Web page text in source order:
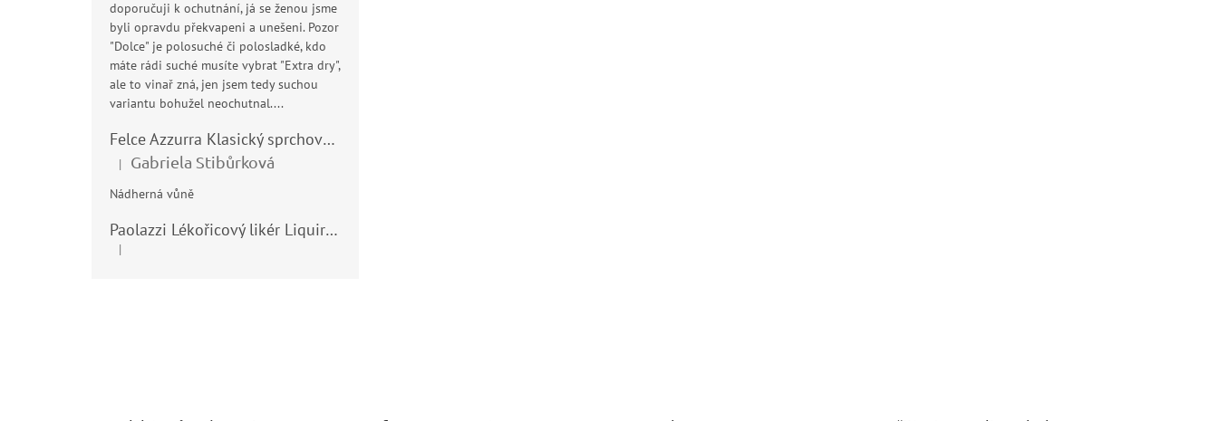
doporučuji k ochutnání, já se ženou jsme
byli opravdu překvapeni a unešeni. Pozor
"Dolce" je polosuché či polosladké, kdo
máte rádi suché musíte vybrat "Extra dry",
ale to vinař zná, jen jsem tedy suchou
variantu bohužel neochutnal....
Felce Azzurra Klasický sprchový gel - doccia gel 400ml
Hodnocení produktu je 5 z 5 hvězdiček.
| Gabriela Stibůrková
Nádherná vůně
Paolazzi Lékořicový likér Liquirizia 24% 0,7L
Hodnocení produktu je 5 z 5 hvězdiček.
|